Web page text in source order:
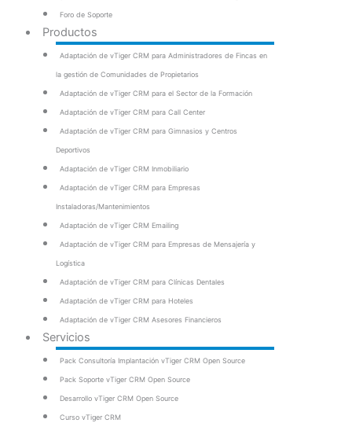
Foro de Soporte
Productos
Adaptación de vTiger CRM para Administradores de Fincas en
la gestión de Comunidades de Propietarios
Adaptación de vTiger CRM para el Sector de la Formación
Adaptación de vTiger CRM para Call Center
Adaptación de vTiger CRM para Gimnasios y Centros
Deportivos
Adaptación de vTiger CRM Inmobiliario
Adaptación de vTiger CRM para Empresas
Instaladoras/Mantenimientos
Adaptación de vTiger CRM Emailing
Adaptación de vTiger CRM para Empresas de Mensajería y
Logística
Adaptación de vTiger CRM para Clínicas Dentales
Adaptación de vTiger CRM para Hoteles
Adaptación de vTiger CRM Asesores Financieros
Servicios
Pack Consultoría Implantación vTiger CRM Open Source
Pack Soporte vTiger CRM Open Source
Desarrollo vTiger CRM Open Source
Curso vTiger CRM